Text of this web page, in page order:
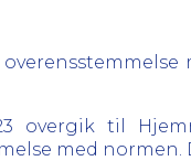
overgik til
med